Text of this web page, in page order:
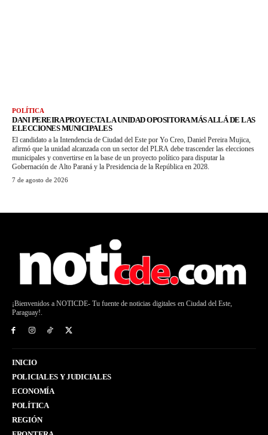
POLÍTICA
DANI PEREIRA PROYECTA LA UNIDAD OPOSITORA MÁS ALLÁ DE LAS
ELECCIONES MUNICIPALES
El candidato a la Intendencia de Ciudad del Este por Yo Creo, Daniel Pereira Mujica,
afirmó que la unidad alcanzada con un sector del PLRA debe trascender las elecciones
municipales y convertirse en la base de un proyecto político para disputar la
Gobernación de Alto Paraná y la Presidencia de la República en 2028.
7 de agosto de 2026
¡Bienvenidos a NOTICDE- Tu fuente de noticias digitales en Ciudad del Este,
Paraguay!.
INICIO
POLICIALES Y JUDICIALES
ECONOMÍA
POLÍTICA
REGIÓN